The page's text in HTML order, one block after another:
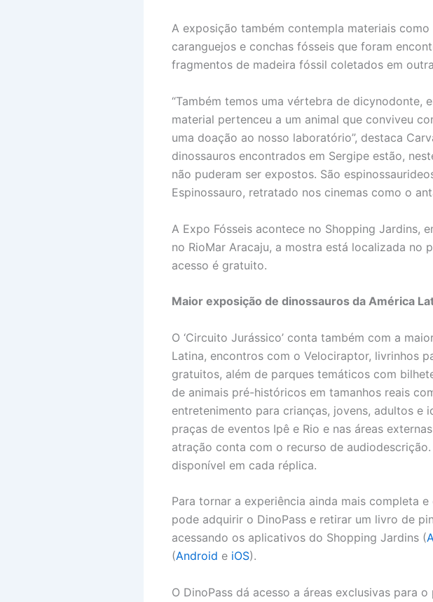
A exposição também contempla materiais
caranguejos e conchas fósseis que foram
fragmentos de madeira fóssil coletados em
“Também temos uma vértebra de dicynodonte,
material pertenceu a um animal que conviveu
uma doação ao nosso laboratório”, destaca
dinossauros encontrados em Sergipe estão,
não puderam ser expostos. São
Espinossauro, retratado nos cinemas como o
A Expo Fósseis acontece no Shopping Jardins,
no RioMar Aracaju, a mostra está localizada no
acesso é gratuito.
Maior exposição de dinossauros da América
O ‘Circuito Jurássico’ conta também com a
Latina, encontros com o Velociraptor, livrinhos
gratuitos, além de parques temáticos com
de animais pré-históricos em tamanhos reais
entretenimento para crianças, jovens, adultos e
praças de eventos Ipê e Rio e nas áreas
atração conta com o recurso de
disponível em cada réplica.
Para tornar a experiência ainda mais completa
pode adquirir o DinoPass e retirar um livro de
acessando os aplicativos do Shopping Jardins (
(Android e iOS).
O DinoPass dá acesso a áreas exclusivas para